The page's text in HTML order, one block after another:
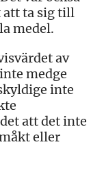
ta sig till
medel.
av
medge
inte
att det inte
eller